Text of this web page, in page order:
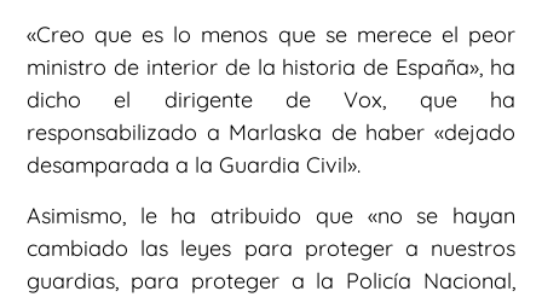
«Creo que es lo menos que se merece el peor
ministro de interior de la historia de España», ha
dicho el dirigente de Vox, que ha
responsabilizado a Marlaska de haber «dejado
desamparada a la Guardia Civil».
Asimismo, le ha atribuido que «no se hayan
cambiado las leyes para proteger a nuestros
guardias, para proteger a la Policía Nacional,